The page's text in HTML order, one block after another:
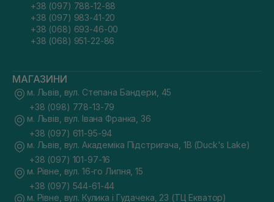
+38 (097) 788-12-88
+38 (097) 983-41-20
+38 (068) 693-46-00
+38 (068) 951-22-86
МАГАЗИНИ
м. Львів, вул. Степана Бандери, 45
+38 (098) 778-13-79
м. Львів, вул. Івана Франка, 36
+38 (097) 611-95-94
м. Львів, вул. Академіка Підстригача, 1В (Duck's Lake)
+38 (097) 101-97-16
м. Рівне, вул. 16-го Липня, 15
+38 (097) 544-61-44
м. Рівне, вул. Кулика і Гудачека, 23 (ТЦ Екватор)